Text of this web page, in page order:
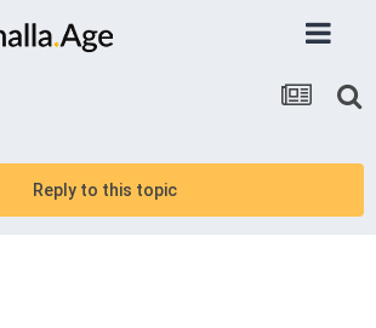
Reply to this topic